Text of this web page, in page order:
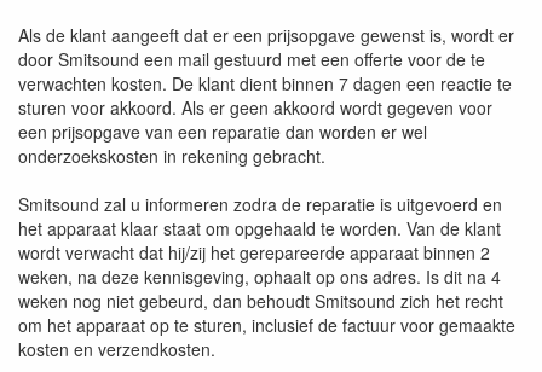
Als de klant aangeeft dat er een prijsopgave gewenst is, wordt er
door Smitsound een mail gestuurd met een offerte voor de te
verwachten kosten. De klant dient binnen 7 dagen een reactie te
sturen voor akkoord. Als er geen akkoord wordt gegeven voor
een prijsopgave van een reparatie dan worden er wel
onderzoekskosten in rekening gebracht.
Smitsound zal u informeren zodra de reparatie is uitgevoerd en
het apparaat klaar staat om opgehaald te worden. Van de klant
wordt verwacht dat hij/zij het gerepareerde apparaat binnen 2
weken, na deze kennisgeving, ophaalt op ons adres. Is dit na 4
weken nog niet gebeurd, dan behoudt Smitsound zich het recht
om het apparaat op te sturen, inclusief de factuur voor gemaakte
kosten en verzendkosten.